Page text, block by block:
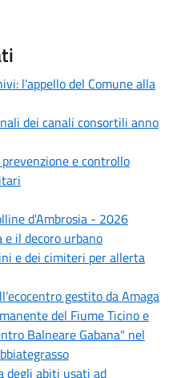
l'appello del Comune alla
dei canali consortili anno
e controllo
d'Ambrosia - 2026
e il decoro urbano
e dei cimiteri per allerta
gestito da Amaga
del Fiume Ticino e
Balneare Gabana" nel
degli abiti usati ad